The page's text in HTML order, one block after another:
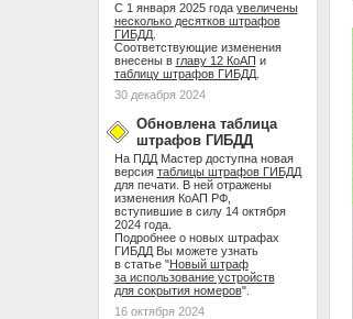
С 1 января 2025 года увеличены
несколько десятков штрафов
ГИБДД.
Соответствующие изменения
внесены в главу 12 КоАП и
таблицу штрафов ГИБДД.
30 декабря 2024
Обновлена таблица
штрафов ГИБДД
На ПДД Мастер доступна новая
версия таблицы штрафов ГИБДД
для печати. В ней отражены
изменения КоАП РФ,
вступившие в силу 14 октября
2024 года.
Подробнее о новых штрафах
ГИБДД Вы можете узнать
в статье "Новый штраф
за использование устройств
для сокрытия номеров".
16 октября 2024